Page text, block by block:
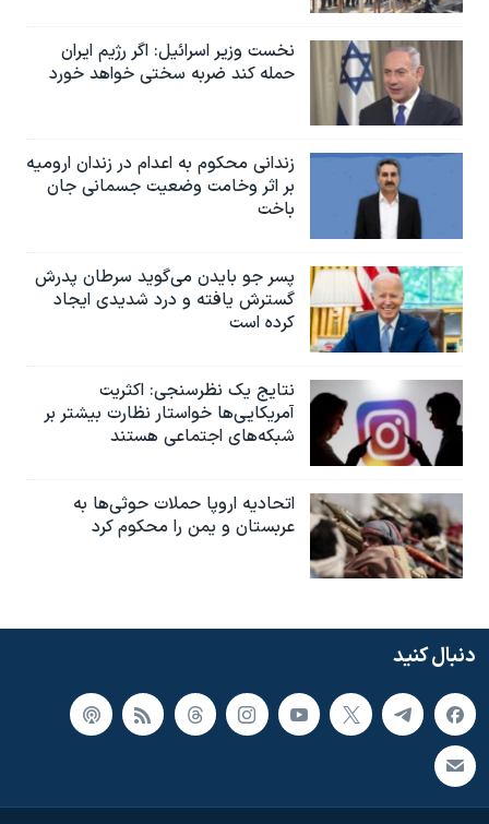
نخست وزیر اسرائيل: اگر رژیم ایران
حمله کند ضربه سختی خواهد خورد
زندانی محکوم به اعدام در زندان ارومیه
بر اثر وخامت وضعیت جسمانی جان
باخت
پسر جو بایدن می‌گوید سرطان پدرش
گسترش یافته و درد شدیدی ایجاد
کرده است
نتایج یک نظرسنجی: اکثریت
آمریکایی‌ها خواستار نظارت بیشتر بر
شبکه‌های اجتماعی هستند
اتحادیه اروپا حملات حوثی‌ها به
عربستان و یمن را محکوم کرد
دنبال کنید